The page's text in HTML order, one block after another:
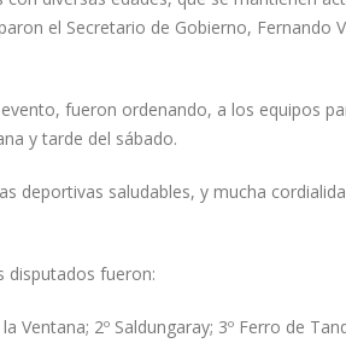
el Secretario de Gobierno, Fernando
fueron ordenando, a los equipos
y tarde del sábado.
deportivas saludables, y mucha
disputados fueron:
la Ventana; 2º Saldungaray; 3º Ferro de